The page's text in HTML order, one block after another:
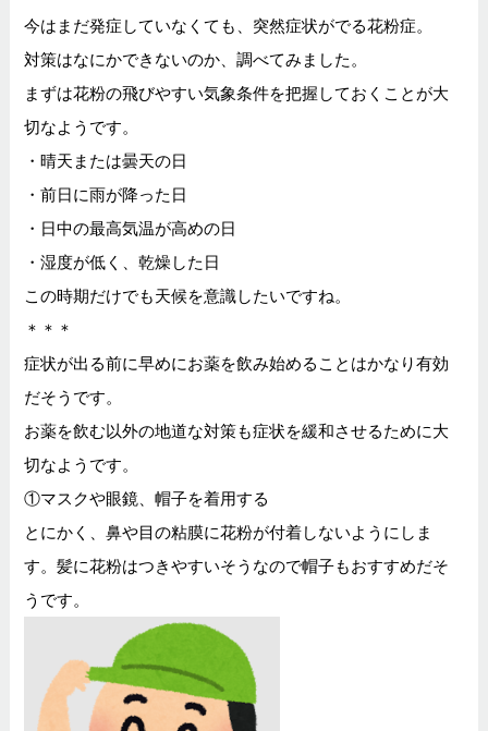
今はまだ発症していなくても、突然症状がでる花粉症。
対策はなにかできないのか、調べてみました。
まずは花粉の飛びやすい気象条件を把握しておくことが大
切なようです。
・晴天または曇天の日
・前日に雨が降った日
・日中の最高気温が高めの日
・湿度が低く、乾燥した日
この時期だけでも天候を意識したいですね。
＊＊＊
症状が出る前に早めにお薬を飲み始めることはかなり有効
だそうです。
お薬を飲む以外の地道な対策も症状を緩和させるために大
切なようです。
①マスクや眼鏡、帽子を着用する
とにかく、鼻や目の粘膜に花粉が付着しないようにしま
す。髪に花粉はつきやすいそうなので帽子もおすすめだそ
うです。